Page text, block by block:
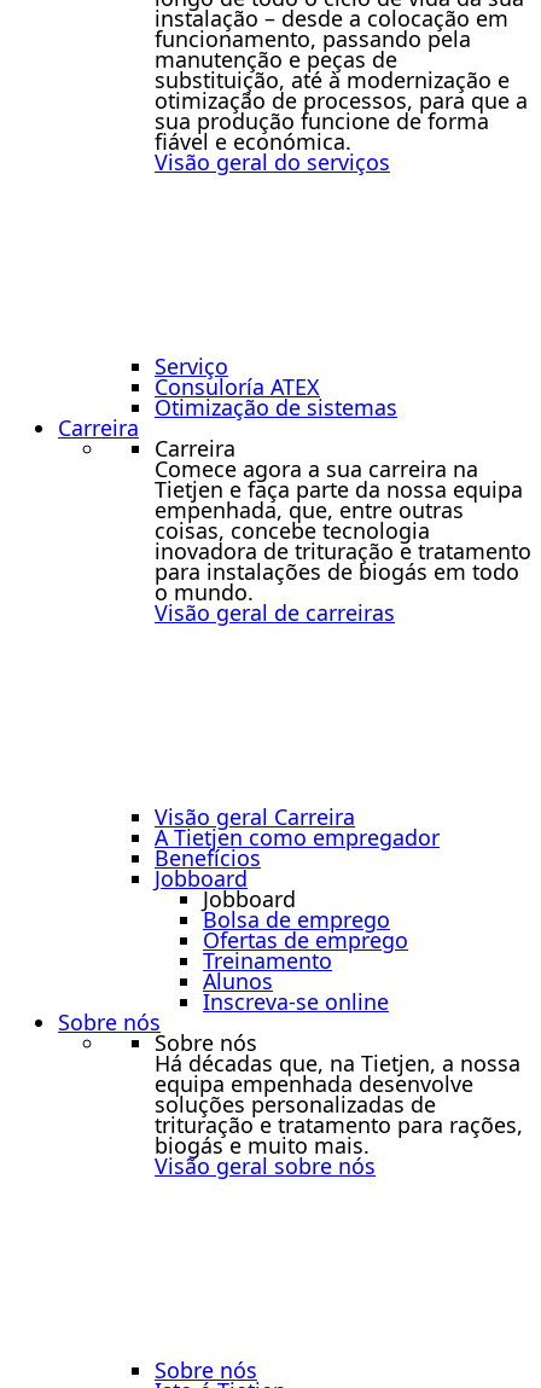
instalação – desde a colocação em
funcionamento, passando pela
manutenção e peças de
substituição, até à modernização e
otimização de processos, para que a
sua produção funcione de forma
fiável e económica.
Visão geral do serviços
Serviço
Consuloría ATEX
Otimização de sistemas
Carreira
Carreira
Comece agora a sua carreira na
Tietjen e faça parte da nossa equipa
empenhada, que, entre outras
coisas, concebe tecnologia
inovadora de trituração e tratamento
para instalações de biogás em todo
o mundo.
Visão geral de carreiras
Visão geral Carreira
A Tietjen como empregador
Benefícios
Jobboard
Jobboard
Bolsa de emprego
Ofertas de emprego
Treinamento
Alunos
Inscreva-se online
Sobre nós
Sobre nós
Há décadas que, na Tietjen, a nossa
equipa empenhada desenvolve
soluções personalizadas de
trituração e tratamento para rações,
biogás e muito mais.
Visão geral sobre nós
Sobre nós